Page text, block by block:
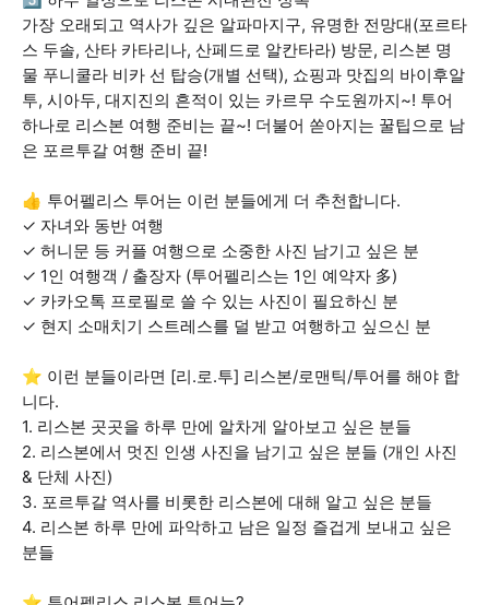
가장 오래되고 역사가 깊은 알파마지구, 유명한 전망대(포르타
스 두솔, 산타 카타리나, 산페드로 알칸타라) 방문, 리스본 명
물 푸니쿨라 비카 선 탑승(개별 선택), 쇼핑과 맛집의 바이후알
투, 시아두, 대지진의 흔적이 있는 카르무 수도원까지~! 투어
하나로 리스본 여행 준비는 끝~! 더불어 쏟아지는 꿀팁으로 남
은 포르투갈 여행 준비 끝!
👍 투어펠리스 투어는 이런 분들에게 더 추천합니다.
✓ 자녀와 동반 여행
✓ 허니문 등 커플 여행으로 소중한 사진 남기고 싶은 분
✓ 1인 여행객 / 출장자 (투어펠리스는 1인 예약자 多)
✓ 카카오톡 프로필로 쓸 수 있는 사진이 필요하신 분
✓ 현지 소매치기 스트레스를 덜 받고 여행하고 싶으신 분
⭐ 이런 분들이라면 [리.로.투] 리스본/로맨틱/투어를 해야 합
니다.
1. 리스본 곳곳을 하루 만에 알차게 알아보고 싶은 분들
2. 리스본에서 멋진 인생 사진을 남기고 싶은 분들 (개인 사진
& 단체 사진)
3. 포르투갈 역사를 비롯한 리스본에 대해 알고 싶은 분들
4. 리스본 하루 만에 파악하고 남은 일정 즐겁게 보내고 싶은
분들